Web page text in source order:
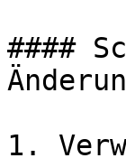
####
1.